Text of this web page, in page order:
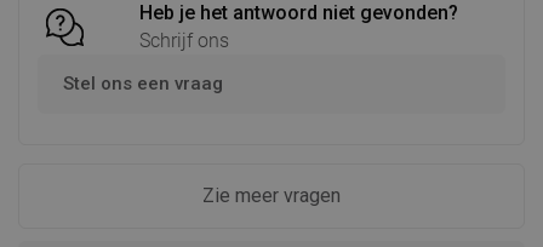
Heb je het antwoord niet gevonden?
Schrijf ons
Stel ons een vraag
Zie meer vragen